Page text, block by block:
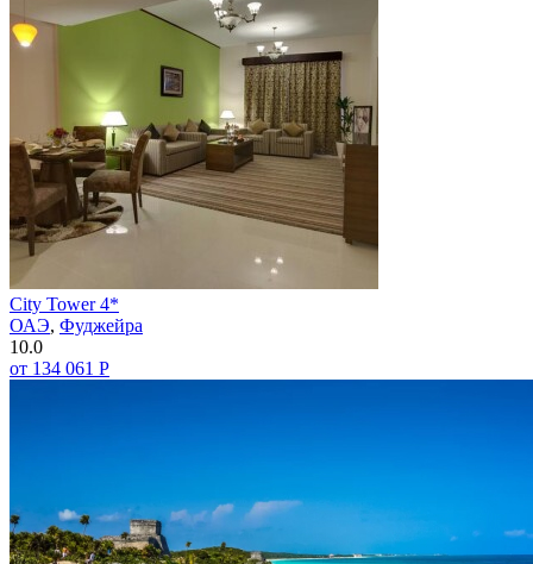
City Tower 4*
ОАЭ, Фуджейра
10.0
от 134 061 Р